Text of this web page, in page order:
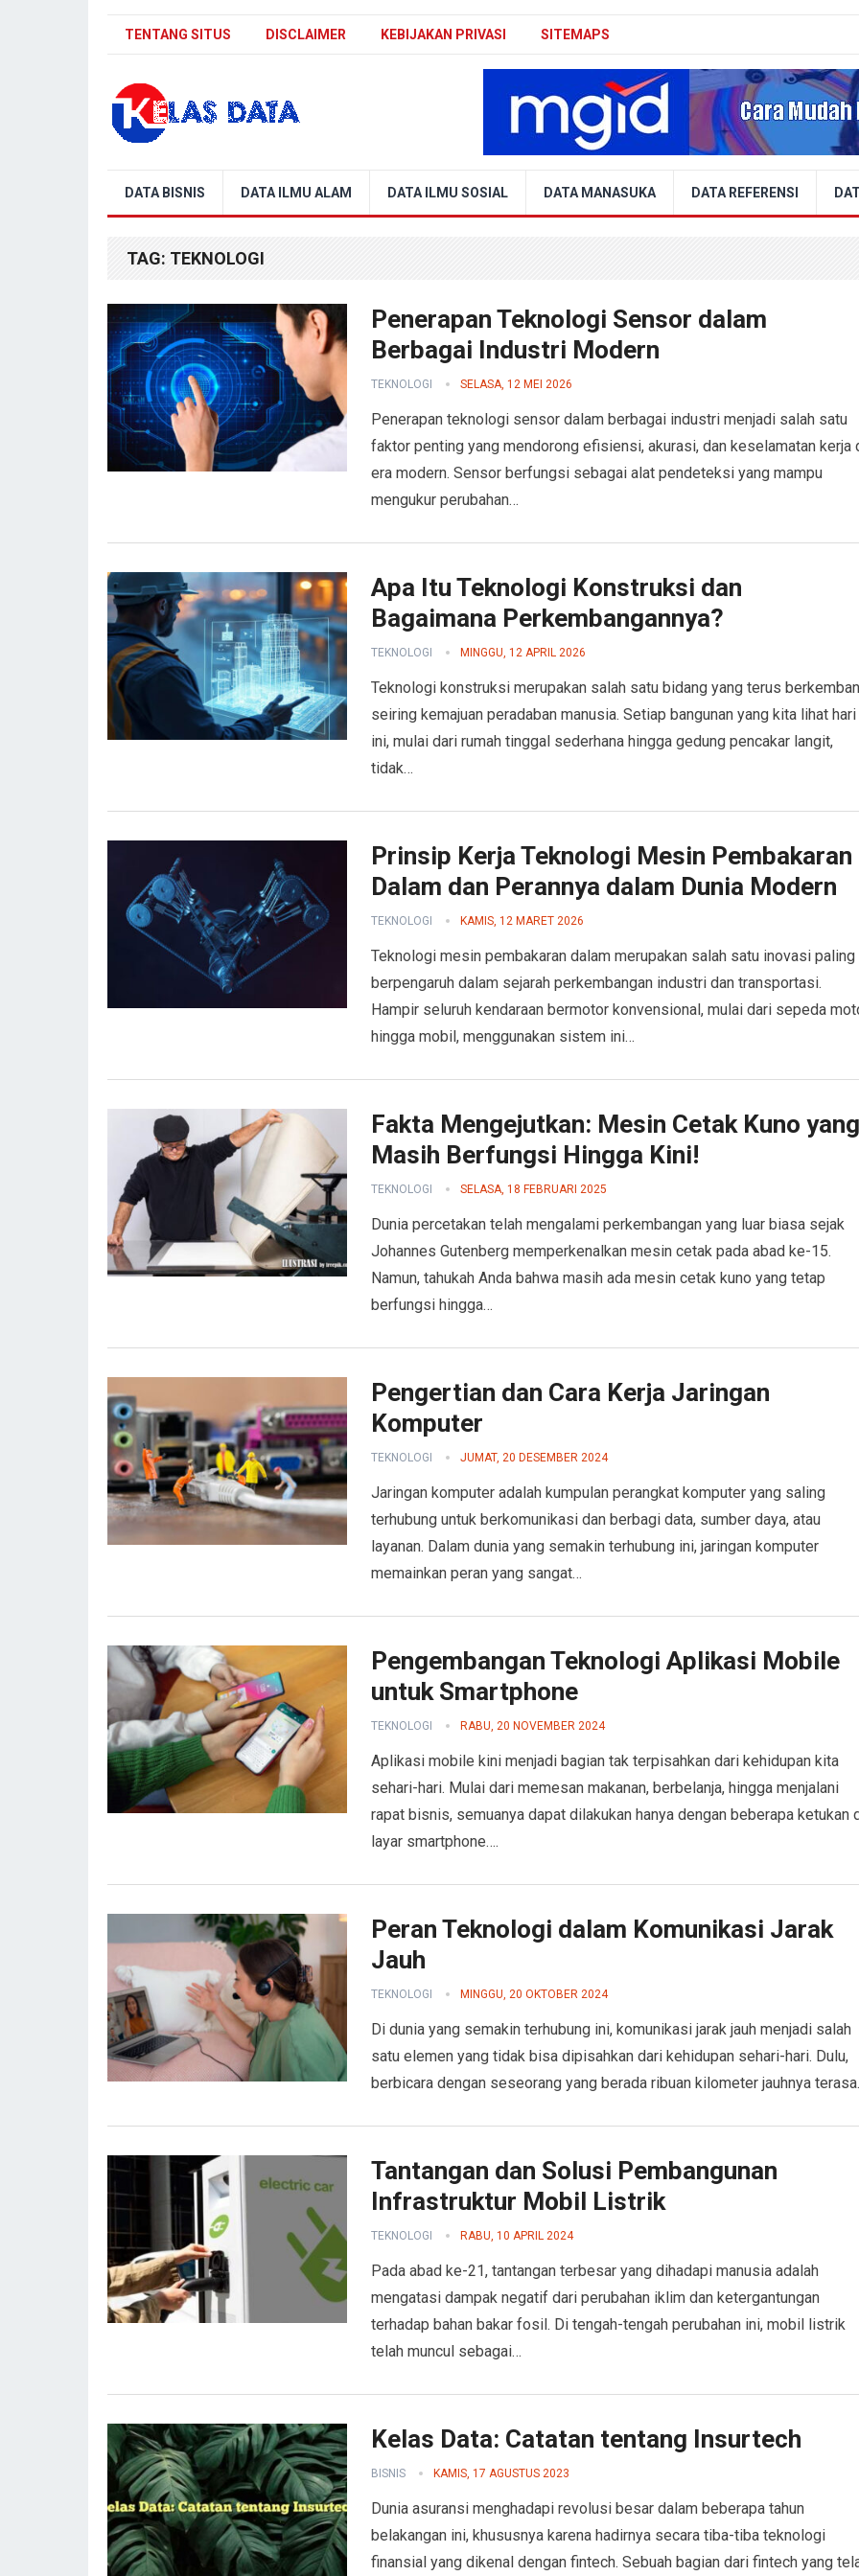
TENTANG SITUS DISCLAIMER KEBIJAKAN PRIVASI SITEMAPS
DATA BISNIS DATA ILMU ALAM DATA ILMU SOSIAL DATA MANASUKA DATA REFERENSI
TAG: TEKNOLOGI
Penerapan Teknologi Sensor dalam
Berbagai Industri Modern
TEKNOLOGI SELASA, 12 MEI 2026
Penerapan teknologi sensor dalam berbagai industri menjadi salah satu
faktor penting yang mendorong efisiensi, akurasi, dan keselamatan kerja
era modern. Sensor berfungsi sebagai alat pendeteksi yang mampu
mengukur perubahan…
Apa Itu Teknologi Konstruksi dan
Bagaimana Perkembangannya?
TEKNOLOGI MINGGU, 12 APRIL 2026
Teknologi konstruksi merupakan salah satu bidang yang terus
seiring kemajuan peradaban manusia. Setiap bangunan yang kita lihat hari
ini, mulai dari rumah tinggal sederhana hingga gedung pencakar langit,
tidak…
Prinsip Kerja Teknologi Mesin Pembakaran
Dalam dan Perannya dalam Dunia Modern
TEKNOLOGI KAMIS, 12 MARET 2026
Teknologi mesin pembakaran dalam merupakan salah satu inovasi paling
berpengaruh dalam sejarah perkembangan industri dan transportasi.
Hampir seluruh kendaraan bermotor konvensional, mulai dari sepeda
hingga mobil, menggunakan sistem ini…
Fakta Mengejutkan: Mesin Cetak Kuno yang
Masih Berfungsi Hingga Kini!
TEKNOLOGI SELASA, 18 FEBRUARI 2025
Dunia percetakan telah mengalami perkembangan yang luar biasa sejak
Johannes Gutenberg memperkenalkan mesin cetak pada abad ke-15.
Namun, tahukah Anda bahwa masih ada mesin cetak kuno yang tetap
berfungsi hingga…
Pengertian dan Cara Kerja Jaringan
Komputer
TEKNOLOGI JUMAT, 20 DESEMBER 2024
Jaringan komputer adalah kumpulan perangkat komputer yang saling
terhubung untuk berkomunikasi dan berbagi data, sumber daya, atau
layanan. Dalam dunia yang semakin terhubung ini, jaringan komputer
memainkan peran yang sangat…
Pengembangan Teknologi Aplikasi Mobile
untuk Smartphone
TEKNOLOGI RABU, 20 NOVEMBER 2024
Aplikasi mobile kini menjadi bagian tak terpisahkan dari kehidupan kita
sehari-hari. Mulai dari memesan makanan, berbelanja, hingga menjalani
rapat bisnis, semuanya dapat dilakukan hanya dengan beberapa ketukan
layar smartphone….
Peran Teknologi dalam Komunikasi Jarak
Jauh
TEKNOLOGI MINGGU, 20 OKTOBER 2024
Di dunia yang semakin terhubung ini, komunikasi jarak jauh menjadi salah
satu elemen yang tidak bisa dipisahkan dari kehidupan sehari-hari. Dulu,
berbicara dengan seseorang yang berada ribuan kilometer jauhnya
Tantangan dan Solusi Pembangunan
Infrastruktur Mobil Listrik
TEKNOLOGI RABU, 10 APRIL 2024
Pada abad ke-21, tantangan terbesar yang dihadapi manusia adalah
mengatasi dampak negatif dari perubahan iklim dan ketergantungan
terhadap bahan bakar fosil. Di tengah-tengah perubahan ini, mobil listrik
telah muncul sebagai…
Kelas Data: Catatan tentang Insurtech
BISNIS KAMIS, 17 AGUSTUS 2023
Dunia asuransi menghadapi revolusi besar dalam beberapa tahun
belakangan ini, khususnya karena hadirnya secara tiba-tiba teknologi
finansial yang dikenal dengan fintech. Sebuah bagian dari fintech yang